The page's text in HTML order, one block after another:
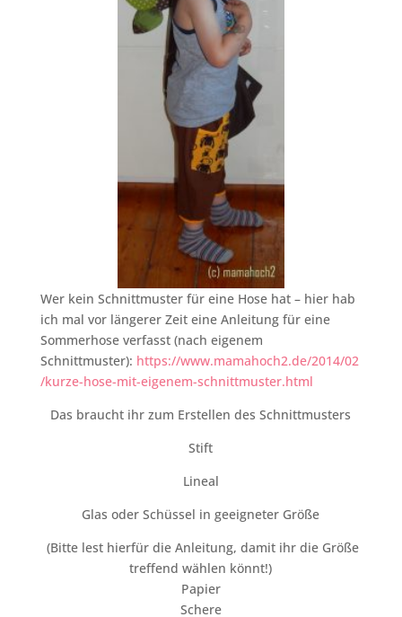
Wer kein Schnittmuster für eine Hose hat – hier hab
ich mal vor längerer Zeit eine Anleitung für eine
Sommerhose verfasst (nach eigenem
Schnittmuster): https://www.mamahoch2.de/2014/02
/kurze-hose-mit-eigenem-schnittmuster.html
Das braucht ihr zum Erstellen des Schnittmusters
Stift
Lineal
Glas oder Schüssel in geeigneter Größe
(Bitte lest hierfür die Anleitung, damit ihr die Größe
treffend wählen könnt!)
Papier
Schere